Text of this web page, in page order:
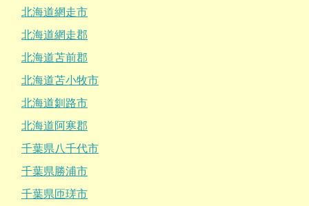
北海道網走市
北海道網走郡
北海道苫前郡
北海道苫小牧市
北海道釧路市
北海道阿寒郡
千葉県八千代市
千葉県勝浦市
千葉県匝瑳市